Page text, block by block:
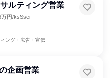
ルティング営業
円/ksSsei
ング・広告・宣伝
企画営業